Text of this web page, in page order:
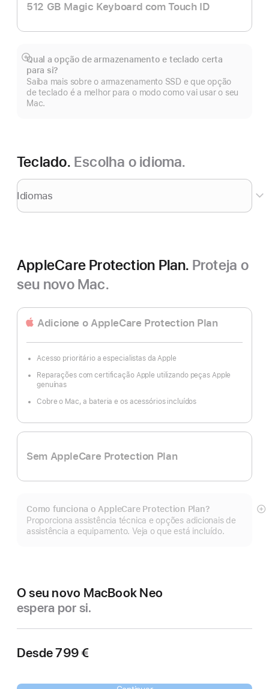
512 GB Magic Keyboard com Touch ID
Qual a opção de armazenamento e teclado certa
para si?
Saiba mais sobre o armazenamento SSD e que opção
de teclado é a melhor para o modo como vai usar o seu
Mac.
Veja
mais
Teclado. Escolha o idioma.
Idiomas
AppleCare Protection Plan. Proteja o
seu novo Mac.
Adicione o AppleCare Protection Plan
Acesso prioritário a especialistas da Apple
Reparações com certificação Apple utilizando peças Apple
genuínas
Cobre o Mac, a bateria e os acessórios incluídos
Sem AppleCare Protection Plan
Como funciona o AppleCare Protection Plan?
Proporciona assistência técnica e opções adicionais de
assistência a equipamento. Veja o que está incluído.
O seu novo MacBook Neo
espera por si.
Desde799 €